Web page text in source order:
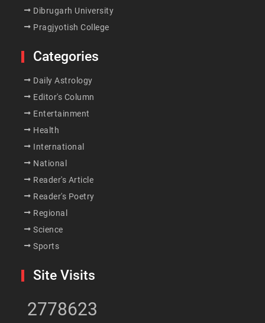
Dibrugarh University
Pragjyotish College
Categories
Daily Astrology
Editor's Column
Entertainment
Health
International
National
Reader's Article
Reader's Poetry
Regional
Science
Sports
Site Visits
2778623